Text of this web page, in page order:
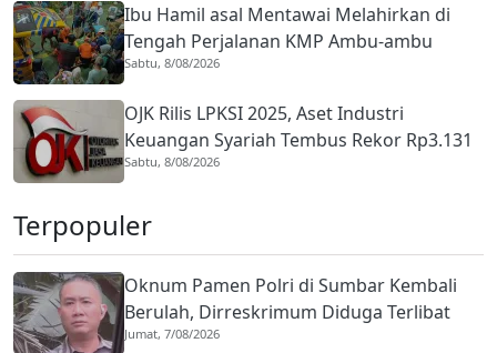
Ibu Hamil asal Mentawai Melahirkan di
Tengah Perjalanan KMP Ambu-ambu
Menuju Padang
Sabtu, 8/08/2026
OJK Rilis LPKSI 2025, Aset Industri
Keuangan Syariah Tembus Rekor Rp3.131
Triliun
Sabtu, 8/08/2026
Terpopuler
Oknum Pamen Polri di Sumbar Kembali
Berulah, Dirreskrimum Diduga Terlibat
Kekerasan dengan Seorang Sopir
Jumat, 7/08/2026